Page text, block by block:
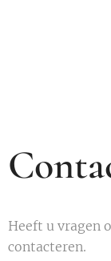
Heeft u vragen
contacteren.